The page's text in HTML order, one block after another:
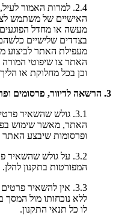
2.4. למרות האמור
האישיים של משתמש
מעשה או מחדל הפוגעים
בצדדים שלישיים
מעפילת האתר לביצוע
האתר צו שיפוטי
וכן בכל מחלוקת או
3. הרשאה לדיוור, פרסומים ופרסומות:
3.1. גולש שהשאיר
האתר, מאשר שימוש
ופרסומות שיבצע
3.2. על גולש שהשאיר
המפורטות בתקנון להלן.
3.3. אין להשאיר
ללא נוכחותו מול
לו כל תנאי התקנון.